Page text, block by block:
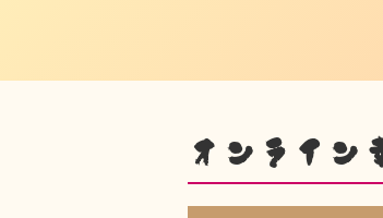
オンライン